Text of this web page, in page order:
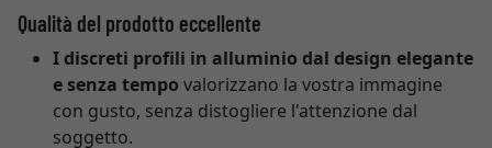
Qualità del prodotto eccellente
I discreti profili in alluminio dal design elegante
e senza tempo valorizzano la vostra immagine
con gusto, senza distogliere l'attenzione dal
soggetto.